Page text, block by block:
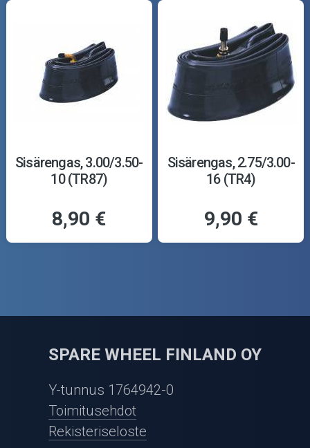
Sisärengas, 3.00/3.50-
10 (TR87)
8,90 €
Sisärengas, 2.75/3.00-
16 (TR4)
9,90 €
SPARE WHEEL FINLAND OY
Y-tunnus 1764942-0
Toimitusehdot
Rekisteriseloste